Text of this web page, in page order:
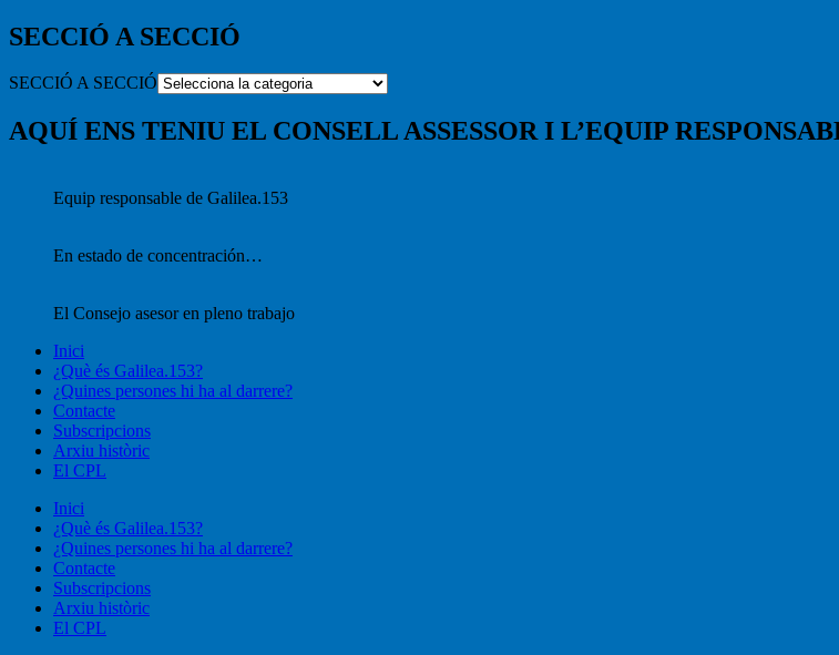
SECCIÓ A SECCIÓ
SECCIÓ A SECCIÓ
AQUÍ ENS TENIU EL CONSELL ASSESSOR I L’EQUIP
Equip responsable de Galilea.153
En estado de concentración…
El Consejo asesor en pleno trabajo
Inici
¿Què és Galilea.153?
¿Quines persones hi ha al darrere?
Contacte
Subscripcions
Arxiu històric
El CPL
Inici
¿Què és Galilea.153?
¿Quines persones hi ha al darrere?
Contacte
Subscripcions
Arxiu històric
El CPL